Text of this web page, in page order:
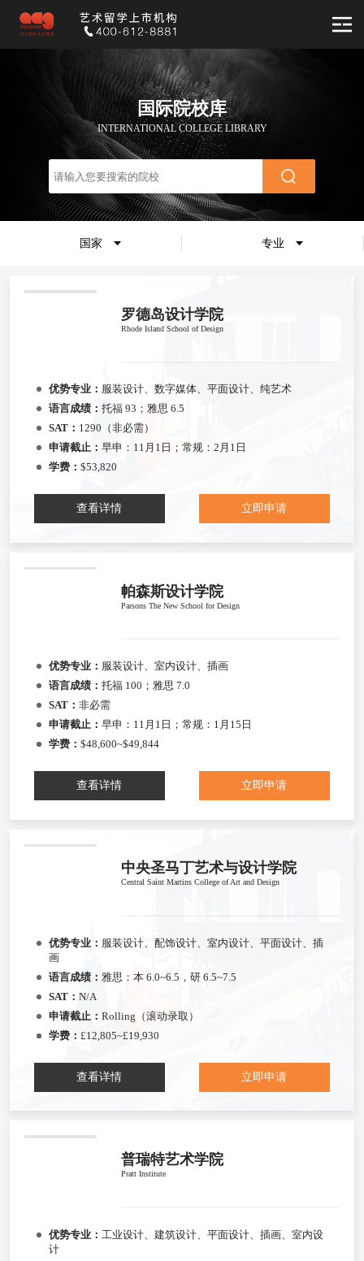
国际院校库
INTERNATIONAL COLLEGE LIBRARY
国家 专业
罗德岛设计学院
Rhode Island School of Design
优势专业： 服装设计、数字媒体、平面设计、纯艺术
语言成绩： 托福 93；雅思 6.5
SAT： 1290（非必需）
申请截止： 早申：11月1日；常规：2月1日
学费： $53,820
查看详情 立即申请
帕森斯设计学院
Parsons The New School for Design
优势专业： 服装设计、室内设计、插画
语言成绩： 托福 100；雅思 7.0
SAT： 非必需
申请截止： 早申：11月1日；常规：1月15日
学费： $48,600~$49,844
查看详情 立即申请
中央圣马丁艺术与设计学院
Central Saint Martins College of Art and Design
优势专业： 服装设计、配饰设计、室内设计、平面设计、插
画
语言成绩： 雅思：本 6.0~6.5，研 6.5~7.5
SAT： N/A
申请截止： Rolling（滚动录取）
学费： £12,805~£19,930
查看详情 立即申请
普瑞特艺术学院
Pratt Institute
优势专业： 工业设计、建筑设计、平面设计、插画、室内设
计